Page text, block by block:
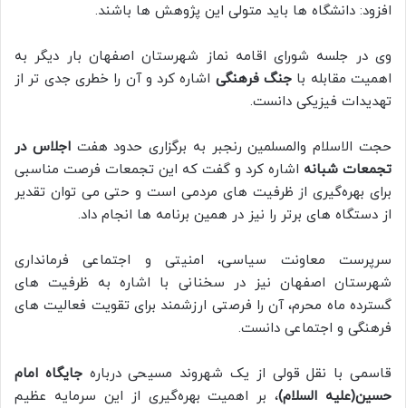
افزود: دانشگاه ها باید متولی این پژوهش ها باشند.
وی در جلسه شورای اقامه نماز شهرستان اصفهان بار دیگر به
اهمیت مقابله با جنگ فرهنگی اشاره کرد و آن را خطری جدی تر از
تهدیدات فیزیکی دانست.
حجت الاسلام والمسلمین رنجبر به برگزاری حدود هفتاجلاس در
تجمعات شبانه اشاره کرد و گفت که این تجمعات فرصت مناسبی
برای بهره‌گیری از ظرفیت های مردمی است و حتی می توان تقدیر
از دستگاه های برتر را نیز در همین برنامه ها انجام داد.
سرپرست معاونت سیاسی، امنیتی و اجتماعی فرمانداری
شهرستان اصفهان نیز در سخنانی با اشاره به ظرفیت های
گسترده ماه محرم، آن را فرصتی ارزشمند برای تقویت فعالیت های
فرهنگی و اجتماعی دانست.
قاسمی با نقل قولی از یک شهروند مسیحی دربارهجایگاه امام
حسین(علیه السلام)، بر اهمیت بهره‌گیری از این سرمایه عظیم